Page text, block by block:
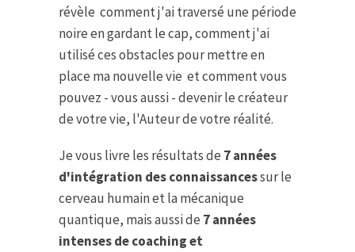
révèle comment j'ai traversé une période
noire en gardant le cap, comment j'ai
utilisé ces obstacles pour mettre en
place ma nouvelle vie et comment vous
pouvez - vous aussi - devenir le créateur
de votre vie, l'Auteur de votre réalité.
Je vous livre les résultats de 7 années
d'intégration des connaissancessur le
cerveau humain et la mécanique
quantique, mais aussi de 7 années
intenses de coaching et